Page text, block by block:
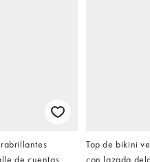
de cuentas
Top de bikini
con lazada